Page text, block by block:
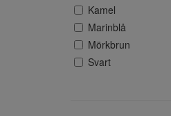
Kamel
Marinblå
Mörkbrun
Svart